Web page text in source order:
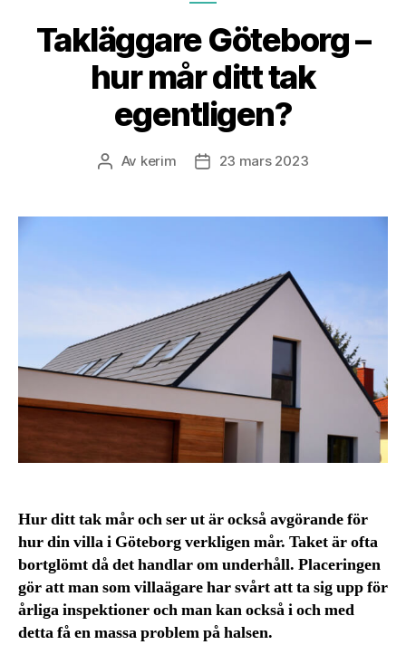
Takläggare Göteborg –
hur mår ditt tak
egentligen?
Inläggsförfattare
Av kerim Inläggsdatum
23 mars 2023
Hur ditt tak mår och ser ut är också avgörande för
hur din villa i Göteborg verkligen mår. Taket är ofta
bortglömt då det handlar om underhåll. Placeringen
gör att man som villaägare har svårt att ta sig upp för
årliga inspektioner och man kan också i och med
detta få en massa problem på halsen.